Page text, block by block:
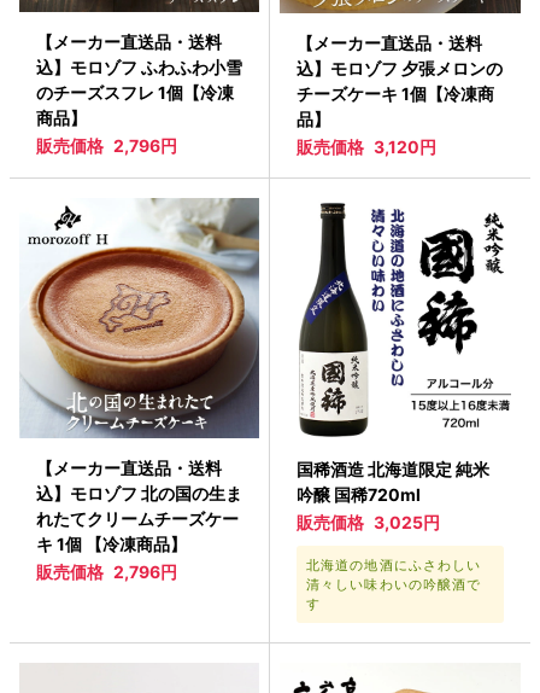
【メーカー直送品・送料
込】モロゾフ ふわふわ小雪
のチーズスフレ 1個【冷凍
商品】
販売価格 2,796円
【メーカー直送品・送料
込】モロゾフ 夕張メロンの
チーズケーキ 1個【冷凍商
品】
販売価格 3,120円
【メーカー直送品・送料
込】モロゾフ 北の国の生ま
れたてクリームチーズケー
キ 1個 【冷凍商品】
販売価格 2,796円
国稀酒造 北海道限定 純米
吟醸 国稀720ml
販売価格 3,025円
北海道の地酒にふさわしい
清々しい味わいの吟醸酒で
す